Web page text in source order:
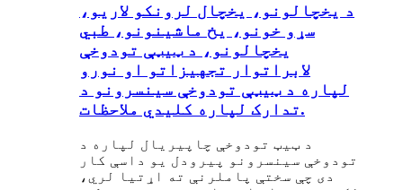
د یخچالونو، یخچال لرونکو لاریو،
سړو خونو، یخ ماشینونو، طبي
یخچالونو، د ټیټې تودوخې
لابراتوار تجهیزاتو او نورو
لپاره د ټیټې تودوخې سینسرونو د
تدارک لپاره کلیدي ملاحظات.
د ټیټ تودوخې چاپیریال لپاره د
تودوخې سینسرونو پیرودل یو داسې کار
دی چې سختې پاملرنې ته اړتیا لري،